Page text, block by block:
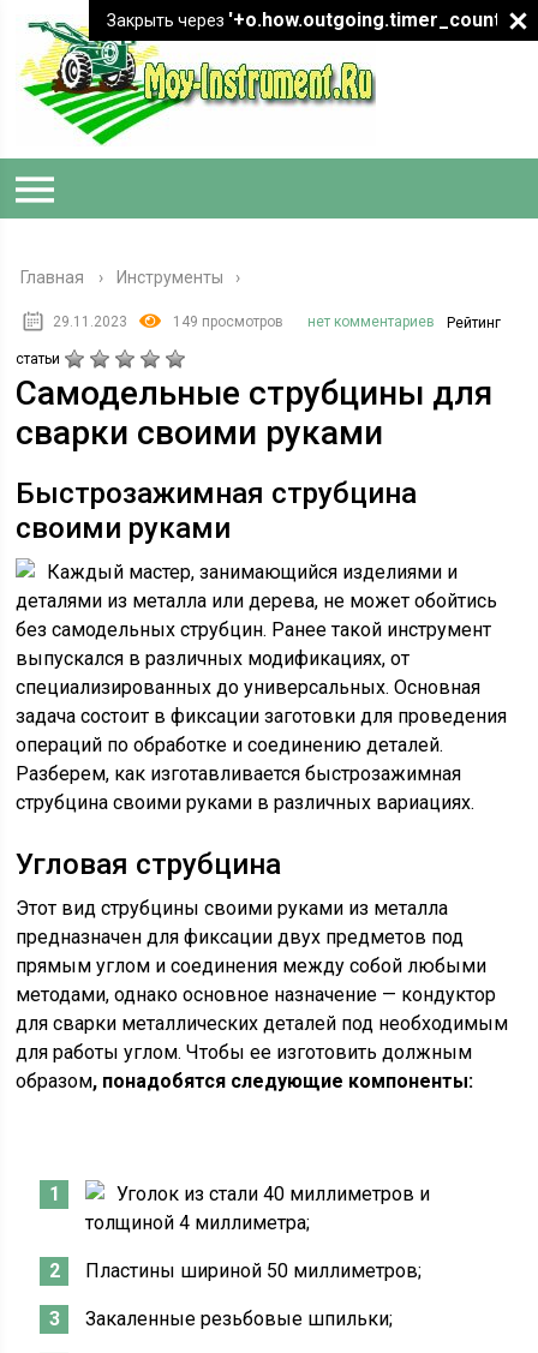
Главная › Инструменты
29.11.2023 149 просмотров нет комментариев Рейтинг
статьи
Самодельные струбцины для
сварки своими руками
Быстрозажимная струбцина
своими руками
Каждый мастер, занимающийся изделиями и
деталями из металла или дерева, не может обойтись
без самодельных струбцин. Ранее такой инструмент
выпускался в различных модификациях, от
специализированных до универсальных. Основная
задача состоит в фиксации заготовки для проведения
операций по обработке и соединению деталей.
Разберем, как изготавливается быстрозажимная
струбцина своими руками в различных вариациях.
Угловая струбцина
Этот вид струбцины своими руками из металла
предназначен для фиксации двух предметов под
прямым углом и соединения между собой любыми
методами, однако основное назначение — кондуктор
для сварки металлических деталей под необходимым
для работы углом. Чтобы ее изготовить должным
образом, понадобятся следующие компоненты:
Уголок из стали 40 миллиметров и
толщиной 4 миллиметра;
Пластины шириной 50 миллиметров;
Закаленные резьбовые шпильки;
Закрыть через '+o.how.outgoing.timer_count+"